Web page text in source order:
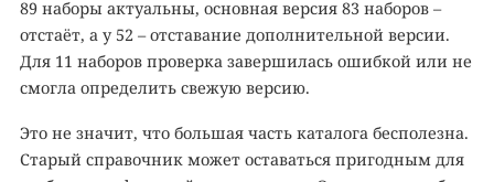
89 наборы актуальны, основная версия 83 наборов –
отстаёт, а у 52 – отставание дополнительной версии.
Для 11 наборов проверка завершилась ошибкой или не
смогла определить свежую версию.
Это не значит, что большая часть каталога бесполезна.
Старый справочник может оставаться пригодным для